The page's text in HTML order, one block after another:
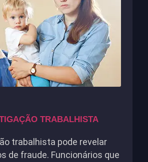
TRABALHISTA
trabalhista pode revelar
de fraude. Funcionários que